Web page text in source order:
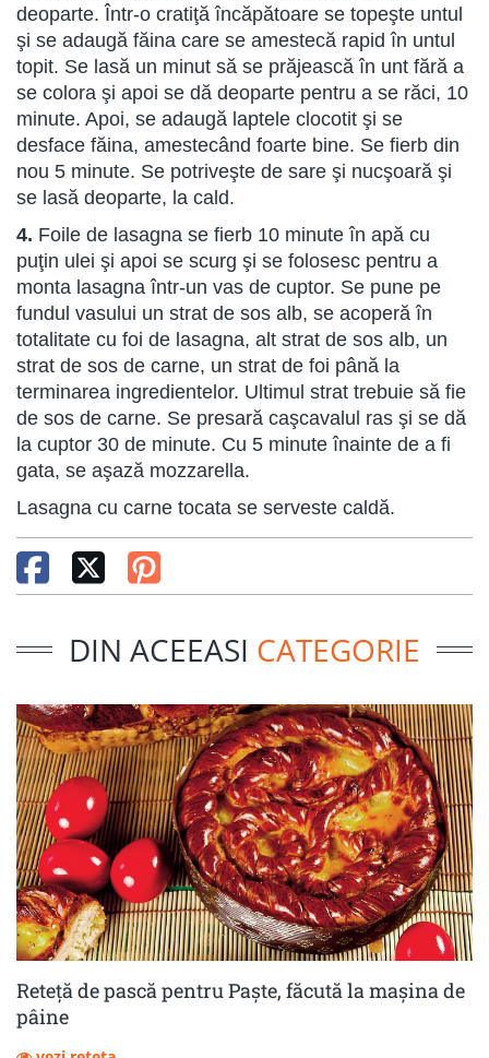
deoparte. Într-o cratiţă încăpătoare se topeşte untul
şi se adaugă făina care se amestecă rapid în untul
topit. Se lasă un minut să se prăjească în unt fără a
se colora şi apoi se dă deoparte pentru a se răci, 10
minute. Apoi, se adaugă laptele clocotit şi se
desface făina, amestecând foarte bine. Se fierb din
nou 5 minute. Se potriveşte de sare şi nucşoară şi
se lasă deoparte, la cald.
4. Foile de lasagna se fierb 10 minute în apă cu
puţin ulei şi apoi se scurg şi se folosesc pentru a
monta lasagna într-un vas de cuptor. Se pune pe
fundul vasului un strat de sos alb, se acoperă în
totalitate cu foi de lasagna, alt strat de sos alb, un
strat de sos de carne, un strat de foi până la
terminarea ingredientelor. Ultimul strat trebuie să fie
de sos de carne. Se presară caşcavalul ras şi se dă
la cuptor 30 de minute. Cu 5 minute înainte de a fi
gata, se aşază mozzarella.
Lasagna cu carne tocata se serveste caldă.
DIN ACEEASI CATEGORIE
Reteță de pască pentru Paște, făcută la mașina de
pâine